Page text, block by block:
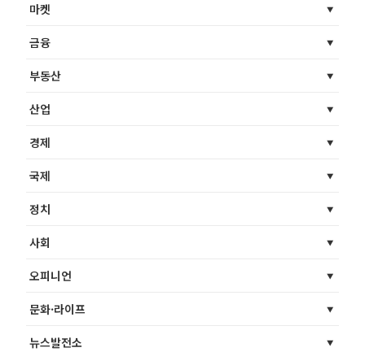
마켓
금융
부동산
산업
경제
국제
정치
사회
오피니언
문화·라이프
뉴스발전소